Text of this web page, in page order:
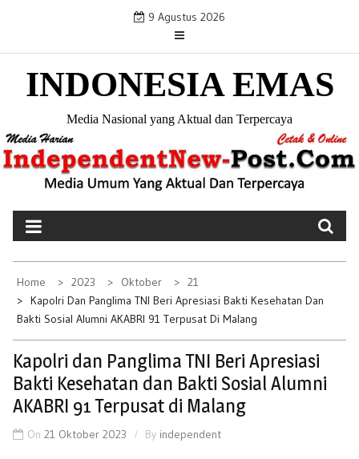
i
o
9 Agustus 2026
INDONESIA EMAS
Media Nasional yang Aktual dan Terpercaya
Home 2023 Oktober
21
Kapolri Dan Panglima TNI Beri Apresiasi Bakti Kesehatan Dan
Bakti Sosial Alumni AKABRI 91 Terpusat Di Malang
Kapolri dan Panglima TNI Beri Apresiasi
Bakti Kesehatan dan Bakti Sosial Alumni
AKABRI 91 Terpusat di Malang
On 21 Oktober 2023 By independent